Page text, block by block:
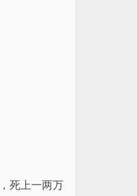
死上一两万